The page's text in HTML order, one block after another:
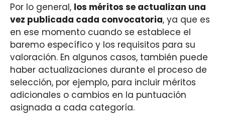
Por lo general, los méritos se actualizan una
vez publicada cada convocatoria, ya que es
en ese momento cuando se establece el
baremo específico y los requisitos para su
valoración. En algunos casos, también puede
haber actualizaciones durante el proceso de
selección, por ejemplo, para incluir méritos
adicionales o cambios en la puntuación
asignada a cada categoría.